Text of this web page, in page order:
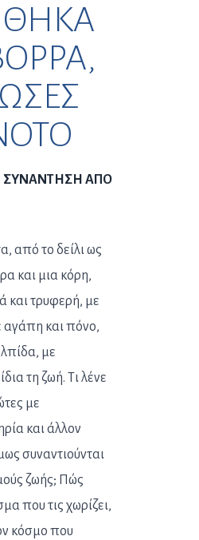
ΣΥΝΑΝΤΗΣΗ ΑΠΟ
από το δείλι ως
και μια κόρη,
και τρυφερή, με
αγάπη και πόνο,
με
τη ζωή. Τι λένε
με
και άλλον
συναντιούνται
ζωής; Πώς
που τις χωρίζει,
κόσμο που